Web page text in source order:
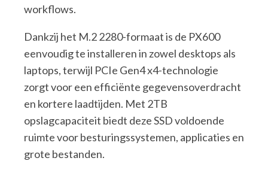
workflows.
Dankzij het M.2 2280-formaat is de PX600
eenvoudig te installeren in zowel desktops als
laptops, terwijl PCIe Gen4 x4-technologie
zorgt voor een efficiënte gegevensoverdracht
en kortere laadtijden. Met 2TB
opslagcapaciteit biedt deze SSD voldoende
ruimte voor besturingssystemen, applicaties en
grote bestanden.